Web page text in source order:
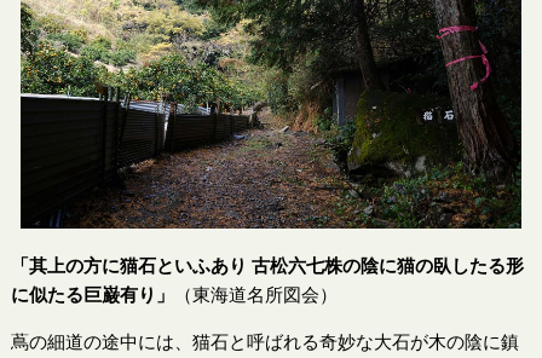
「其上の方に猫石といふあり 古松六七株の陰に猫の臥したる形
に似たる巨巌有り」
（東海道名所図会）
蔦の細道の途中には、猫石と呼ばれる奇妙な大石が木の陰に鎮